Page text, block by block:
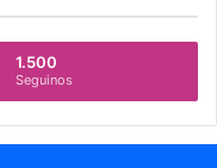
1.500
Seguinos